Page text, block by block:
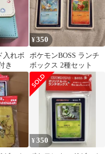
入れボ
き
¥350
ポケモンBOSS ランチ
ボックス 2種セット
¥350